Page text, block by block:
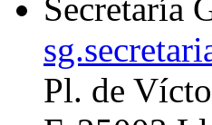
Secretaría
Pl. de